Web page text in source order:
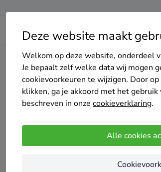
Deze website maakt
Welkom op deze website, onderdeel
Je bepaalt zelf welke data wij mogen
cookievoorkeuren te wijzigen. Door op
klikken, ga je akkoord met het gebruik
beschreven in onze cookieverklaring.
Alle cookies
Home Warmtepomp Flevoland